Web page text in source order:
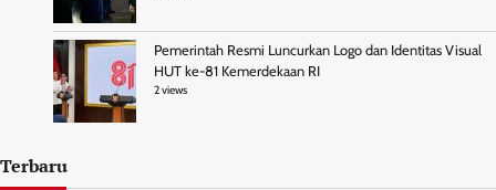
Pemerintah Resmi Luncurkan Logo dan Identitas Visual
HUT ke-81 Kemerdekaan RI
2 views
Terbaru